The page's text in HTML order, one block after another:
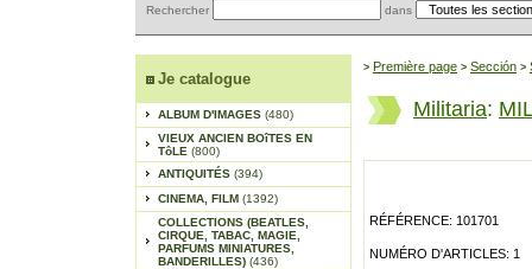
Rechercher dans
Je catalogue
ALBUM D'IMAGES (480)
VIEUX ANCIEN BOîTES EN
TôLE (800)
ANTIQUITÉS (394)
CINEMA, FILM (1392)
COLLECTIONS (BEATLES,
CIRQUE, TABAC, MAGIE,
PARFUMS MINIATURES,
BANDERILLES) (436)
> Première page > Sección >
Militaria:
RÉFÉRENCE: 101701
NUMÉRO D'ARTICLES: 1